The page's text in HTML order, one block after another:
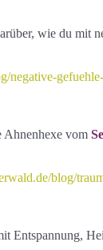
wie du mit
negative-
Ahnenhexe vom
blog/
Entspannung,